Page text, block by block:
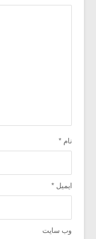
نام *
ایمیل *
وب‌ سایت